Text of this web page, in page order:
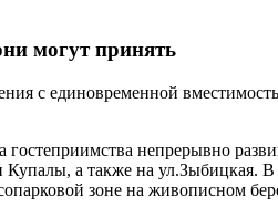
могут принять
с единовременной
непрерывно
а также на ул.Зыбицкая.
зоне на живописном